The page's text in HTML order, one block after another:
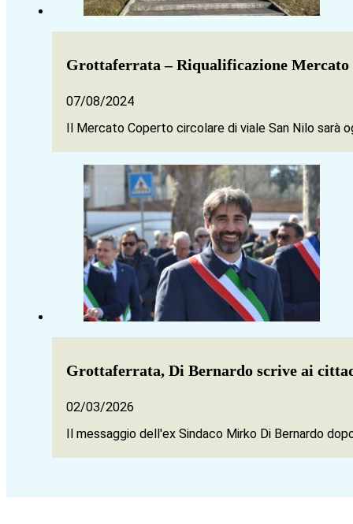
Grottaferrata – Riqualificazione Mercato
07/08/2024
Il Mercato Coperto circolare di viale San Nilo sarà
Grottaferrata, Di Bernardo scrive ai
02/03/2026
Il messaggio dell'ex Sindaco Mirko Di Bernardo